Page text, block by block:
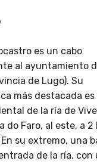
es un cabo
al ayuntamiento
de Lugo). Su
más destacada es
de la ría de
do Faro, al este, a 2
su extremo, una
de la ría, con